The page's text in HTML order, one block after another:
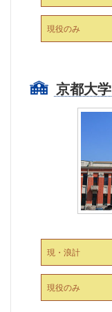
現役のみ
京都大学
現・浪計
現役のみ